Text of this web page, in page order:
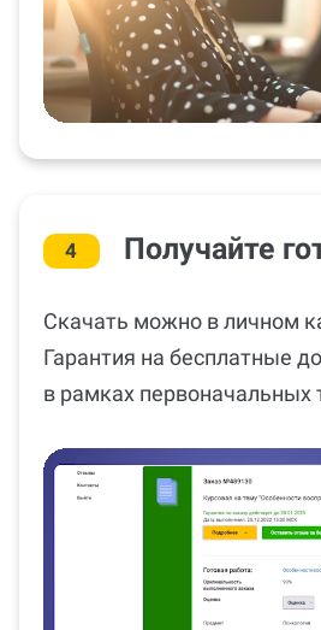
4 Получайте
Скачать можно в личном
Гарантия на бесплатные
в рамках первоначальных